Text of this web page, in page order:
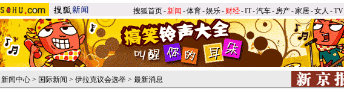
搜狐首页-新闻 -体育-娱乐- 财经-IT-汽车- 房产-家居-女人 -TV
新闻中心 > 国际新闻 > 伊拉克议会选举 > 最新消息